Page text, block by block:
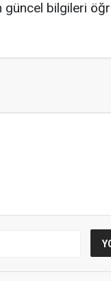
güncel bilgileri